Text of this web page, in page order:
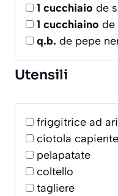
1 cucchiaio de
1 cucchiaino de
q.b. de pepe
Utensili
friggitrice ad
ciotola capiente
pelapatate
coltello
tagliere